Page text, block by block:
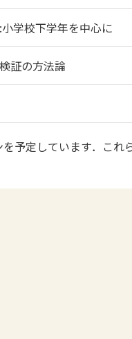
学校下学年を中心に
証の方法論
予定しています．これ